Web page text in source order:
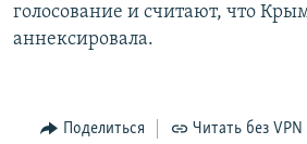
голосование и считают, что
аннексировала.
Поделиться Читать без VPN